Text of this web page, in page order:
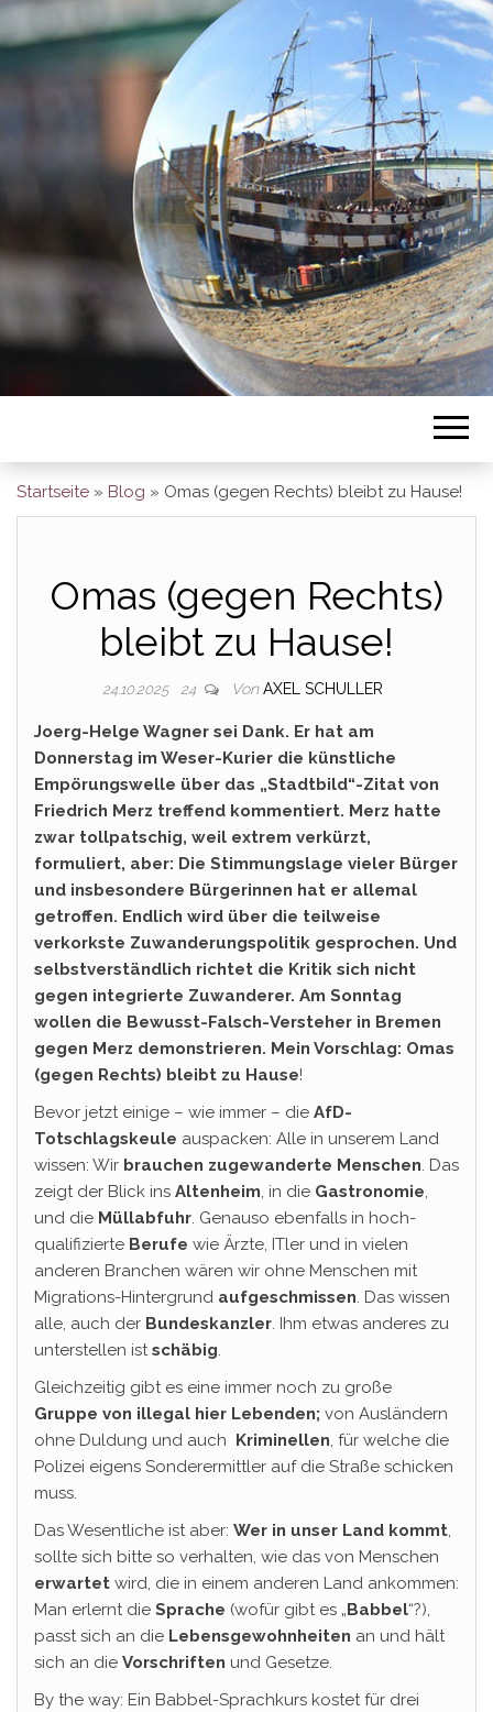
BREMEN SO
GESEHEN
Startseite » Blog » Omas (gegen Rechts) bleibt zu Hause!
Omas (gegen Rechts)
bleibt zu Hause!
24.10.2025 24 Von AXEL SCHULLER
Joerg-Helge Wagner sei Dank. Er hat am
Donnerstag im Weser-Kurier die künstliche
Empörungswelle über das „Stadtbild“-Zitat von
Friedrich Merz treffend kommentiert. Merz hatte
zwar tollpatschig, weil extrem verkürzt,
formuliert, aber: Die Stimmungslage vieler Bürger
und insbesondere Bürgerinnen hat er allemal
getroffen. Endlich wird über die teilweise
verkorkste Zuwanderungspolitik gesprochen. Und
selbstverständlich richtet die Kritik sich nicht
gegen integrierte Zuwanderer. Am Sonntag
wollen die Bewusst-Falsch-Versteher in Bremen
gegen Merz demonstrieren. Mein Vorschlag: Omas
(gegen Rechts) bleibt zu Hause!
Bevor jetzt einige – wie immer – die AfD-
Totschlagskeule auspacken: Alle in unserem Land
wissen: Wir brauchen zugewanderte Menschen. Das
zeigt der Blick ins Altenheim, in die Gastronomie,
und die Müllabfuhr. Genauso ebenfalls in hoch-
qualifizierte Berufe wie Ärzte, ITler und in vielen
anderen Branchen wären wir ohne Menschen mit
Migrations-Hintergrund aufgeschmissen. Das wissen
alle, auch der Bundeskanzler. Ihm etwas anderes zu
unterstellen istschäbig.
Gleichzeitig gibt es eine immer noch zu große
Gruppe von illegal hier Lebenden; von Ausländern
ohne Duldung und auch Kriminellen, für welche die
Polizei eigens Sonderermittler auf die Straße schicken
muss.
Das Wesentliche ist aber: Wer in unser Land kommt,
sollte sich bitte so verhalten, wie das von Menschen
erwartet wird, die in einem anderen Land ankommen:
Man erlernt die Sprache (wofür gibt es „Babbel“?),
passt sich an die Lebensgewohnheiten an und hält
sich an die Vorschriften und Gesetze.
By the way: Ein Babbel-Sprachkurs kostet für drei